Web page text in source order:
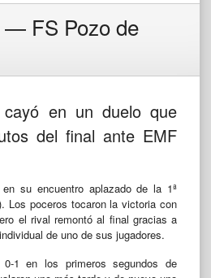
— FS Pozo de
cayó en un duelo que
del final ante EMF
en su encuentro aplazado de la 1ª
Los poceros tocaron la victoria con
el rival remontó al final gracias a
de uno de sus jugadores.
1 en los primeros segundos de